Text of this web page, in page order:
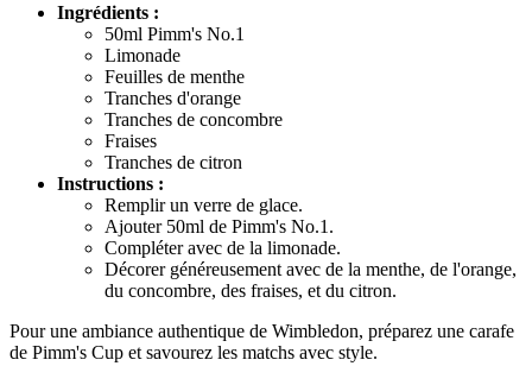
Ingrédients :
50ml Pimm's No.1
Limonade
Feuilles de menthe
Tranches d'orange
Tranches de concombre
Fraises
Tranches de citron
Instructions :
Remplir un verre de glace.
Ajouter 50ml de Pimm's No.1.
Compléter avec de la limonade.
Décorer généreusement avec de la menthe, de l'orange,
du concombre, des fraises, et du citron.
Pour une ambiance authentique de Wimbledon, préparez une carafe
de Pimm's Cup et savourez les matchs avec style.